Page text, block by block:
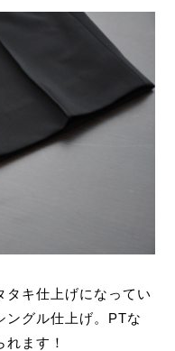
タキ仕上げになってい
ングル仕上げ。PTな
ます！